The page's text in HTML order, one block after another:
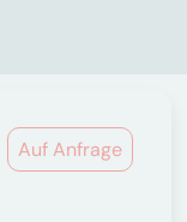
Auf Anfrage